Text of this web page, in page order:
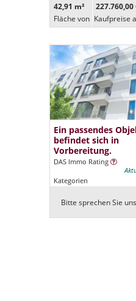
42,91 m²
Fläche von
227.760,00
Kaufpreise
Ein passendes
befindet sich in
Vorbereitung.
DAS Immo Rating
Kategorien
Bitte sprechen Sie